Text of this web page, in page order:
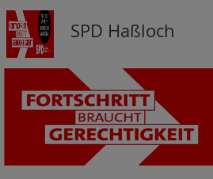
SPD Haßloch